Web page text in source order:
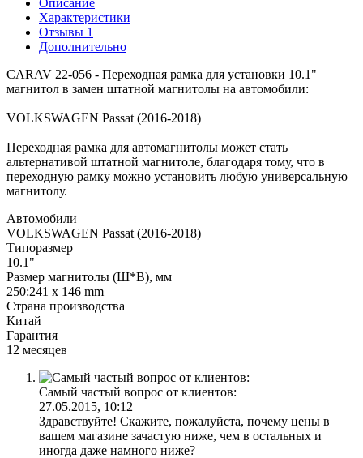
Характеристики
Отзывы 1
Дополнительно
CARAV 22-056 - Переходная рамка для установки 10.1"
магнитол в замен штатной магнитолы на автомобили:
VOLKSWAGEN Passat (2016-2018)
Переходная рамка для автомагнитолы может стать
альтернативой штатной магнитоле, благодаря тому, что в
переходную рамку можно установить любую универсальную
магнитолу.
Автомобили
VOLKSWAGEN Passat (2016-2018)
Типоразмер
10.1"
Размер магнитолы (Ш*В), мм
250:241 x 146 mm
Страна производства
Китай
Гарантия
12 месяцев
Самый частый вопрос от клиентов:
27.05.2015, 10:12
Здравствуйте! Скажите, пожалуйста, почему цены в
вашем магазине зачастую ниже, чем в остальных и
иногда даже намного ниже?